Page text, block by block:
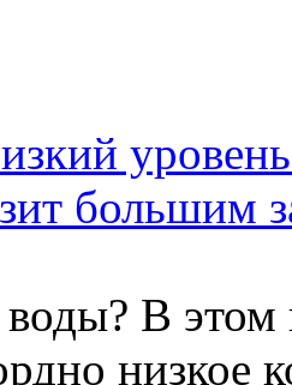
большим
В этом
низкое